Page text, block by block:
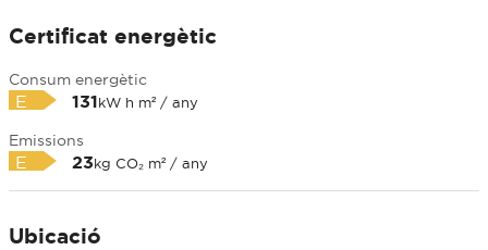
Certificat energètic
Consum energètic
E 131kW h m² / any
Emissions
E 23kg CO₂ m² / any
Ubicació